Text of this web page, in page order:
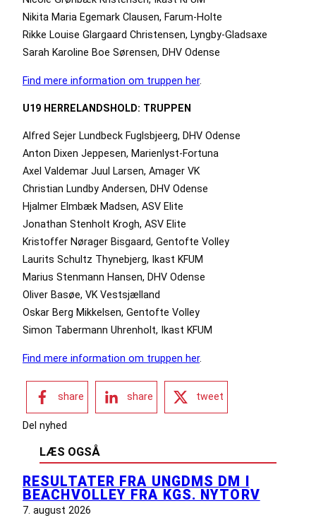
Nikita Maria Egemark Clausen, Farum-Holte
Rikke Louise Glargaard Christensen, Lyngby-Gladsaxe
Sarah Karoline Boe Sørensen, DHV Odense
Find mere information om truppen her.
U19 HERRELANDSHOLD: TRUPPEN
Alfred Sejer Lundbeck Fuglsbjeerg, DHV Odense
Anton Dixen Jeppesen, Marienlyst-Fortuna
Axel Valdemar Juul Larsen, Amager VK
Christian Lundby Andersen, DHV Odense
Hjalmer Elmbæk Madsen, ASV Elite
Jonathan Stenholt Krogh, ASV Elite
Kristoffer Nørager Bisgaard, Gentofte Volley
Laurits Schultz Thynebjerg, Ikast KFUM
Marius Stenmann Hansen, DHV Odense
Oliver Basøe, VK Vestsjælland
Oskar Berg Mikkelsen, Gentofte Volley
Simon Tabermann Uhrenholt, Ikast KFUM
Find mere information om truppen her.
share share tweet
Del nyhed
LÆS OGSÅ
RESULTATER FRA UNGDMS DM I
BEACHVOLLEY FRA KGS. NYTORV
7. august 2026